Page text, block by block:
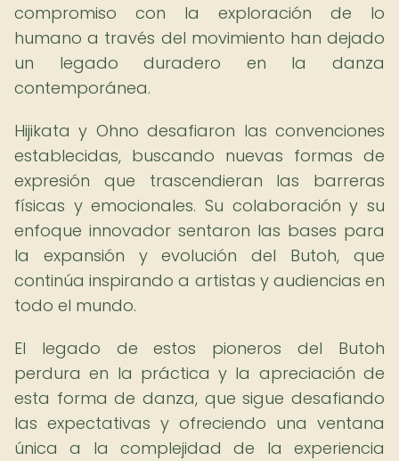
compromiso con la exploración de lo
humano a través del movimiento han dejado
un legado duradero en la danza
contemporánea.
Hijikata y Ohno desafiaron las convenciones
establecidas, buscando nuevas formas de
expresión que trascendieran las barreras
físicas y emocionales. Su colaboración y su
enfoque innovador sentaron las bases para
la expansión y evolución del Butoh, que
continúa inspirando a artistas y audiencias en
todo el mundo.
El legado de estos pioneros del Butoh
perdura en la práctica y la apreciación de
esta forma de danza, que sigue desafiando
las expectativas y ofreciendo una ventana
única a la complejidad de la experiencia